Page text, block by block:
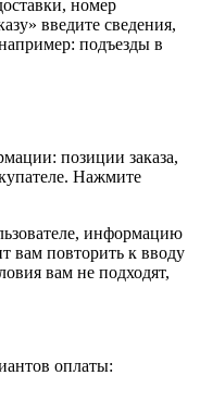
номер
введите сведения,
подъезды в
позиции заказа,
Нажмите
информацию
вам повторить к вводу
вам не подходят,
оплаты: